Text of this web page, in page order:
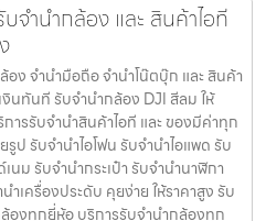
จํานํากล้อง และ สินค้าไอที
ง จำนำมือถือ จำนำโน๊ตบุ๊ก และ สินค้า
นทันที รับจำนำกล้อง DJI สีลม ให้
ารรับจํานําสินค้าไอที และ ของมีค่าทุก
ป รับจํานําไอโฟน รับจํานําไอแพด รับ
ม รับจํานํากระเป๋า รับจํานํานาฬิกา
เครื่องประดับ คุยง่าย ให้ราคาสูง รับ
องทุกยี่ห้อ บริการรับจำนำกล้องทุก